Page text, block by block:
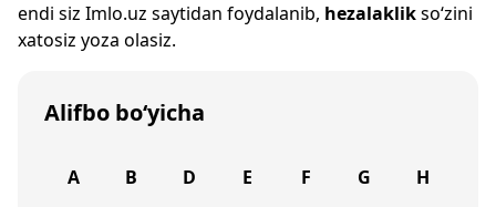
endi siz Imlo.uz saytidan foydalanib, hezalaklikso‘zini
xatosiz yoza olasiz.
Alifbo bo‘yicha
A B D E F G H